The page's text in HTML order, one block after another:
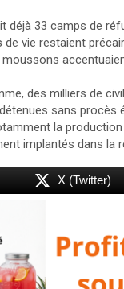
déjà 33 camps de
vie restaient
des milliers de
sans procès
la production
implantés dans la
X (Twitter)